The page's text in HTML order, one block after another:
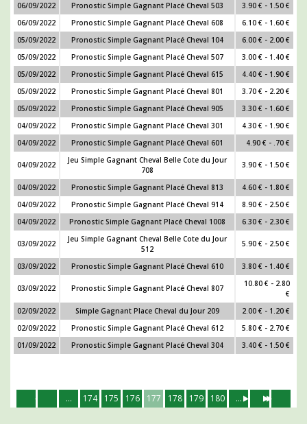
06/09/2022
Pronostic Simple Gagnant Placé Cheval 503
3.90 € - 1.50 €
06/09/2022
Pronostic Simple Gagnant Placé Cheval 608
6.10 € - 1.60 €
05/09/2022
Pronostic Simple Gagnant Placé Cheval 104
6.00 € - 2.00 €
05/09/2022
Pronostic Simple Gagnant Placé Cheval 507
3.00 € - 1.40 €
05/09/2022
Pronostic Simple Gagnant Placé Cheval 615
4.40 € - 1.90 €
05/09/2022
Pronostic Simple Gagnant Placé Cheval 801
3.70 € - 2.20 €
05/09/2022
Pronostic Simple Gagnant Placé Cheval 905
3.30 € - 1.60 €
04/09/2022
Pronostic Simple Gagnant Placé Cheval 301
4.30 € - 1.90 €
04/09/2022
Pronostic Simple Gagnant Placé Cheval 601 4.90 € - .70 €
04/09/2022
Jeu Simple Gagnant Cheval Belle Cote du Jour
708
3.90 € - 1.50 €
04/09/2022 Pronostic Simple Gagnant Placé Cheval 813
4.60 € - 1.80 €
04/09/2022
Pronostic Simple Gagnant Placé Cheval 914
8.90 € - 2.50 €
04/09/2022
Pronostic Simple Gagnant Placé Cheval 1008 6.30 € - 2.30 €
03/09/2022
Jeu Simple Gagnant Cheval Belle Cote du Jour
512
5.90 € - 2.50 €
03/09/2022 Pronostic Simple Gagnant Placé Cheval 610 3.80 € - 1.40 €
03/09/2022 Pronostic Simple Gagnant Placé Cheval 807
10.80 € - 2.80
€
02/09/2022
Simple Gagnant Place Cheval du Jour 209
2.00 € - 1.20 €
02/09/2022
Pronostic Simple Gagnant Placé Cheval 612
5.80 € - 2.70 €
01/09/2022
Pronostic Simple Gagnant Placé Cheval 304 3.40 € - 1.50 €
... 174 175 176 177 178 179 180 ...